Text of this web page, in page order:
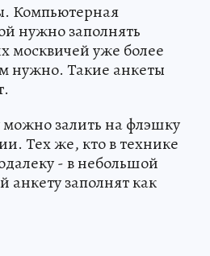
Компьютерная
нужно заполнять
москвичей уже более
нужно. Такие анкеты
залить на флэшку
Тех же, кто в технике
- в небольшой
анкету заполнят как